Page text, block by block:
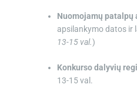
Nuomojamų patalpų
apsilankymo datos ir
13-15 val.)
Konkurso dalyvių
13-15 val.